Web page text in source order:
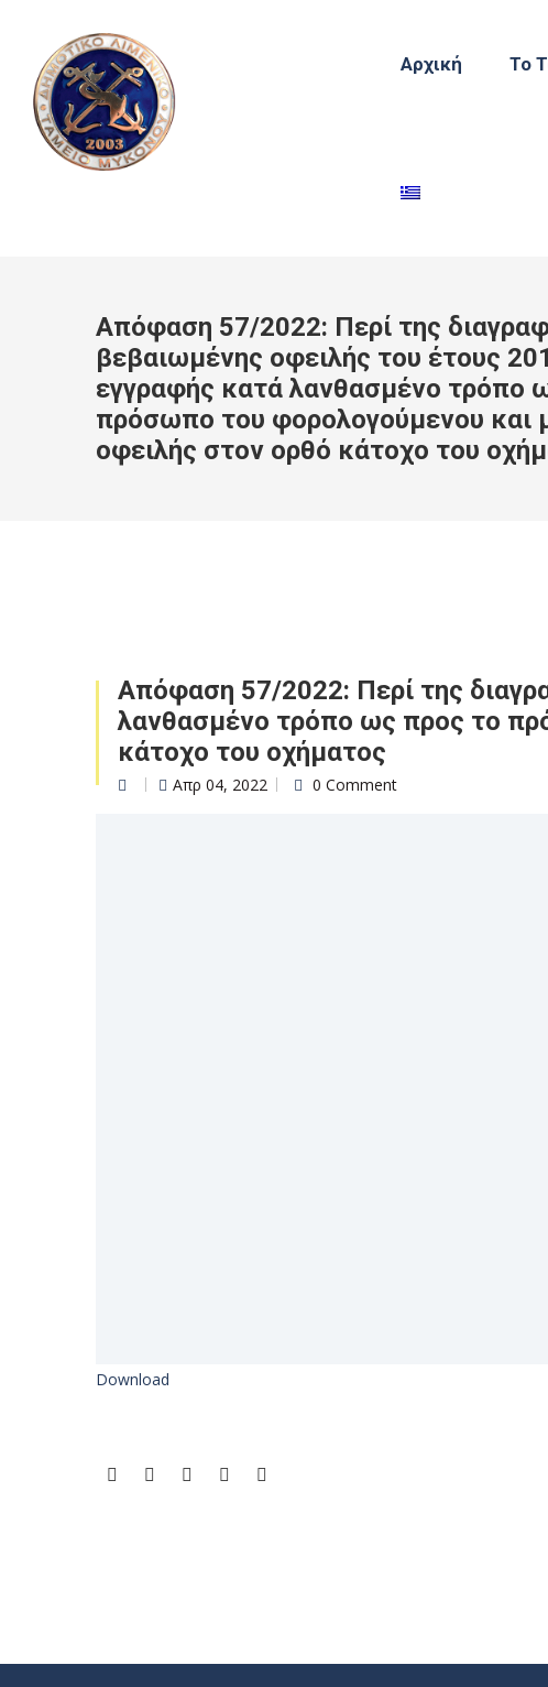
Αρχική Το
Απόφαση 57/2022: Περί της
βεβαιωμένης οφειλής του έτους
εγγραφής κατά λανθασμένο τρόπο
πρόσωπο του φορολογούμενου και
οφειλής στον ορθό κάτοχο του
Απόφαση 57/2022: Περί της
λανθασμένο τρόπο ως προς το
κάτοχο του οχήματος
Απρ 04, 2022 0 Comment
Download